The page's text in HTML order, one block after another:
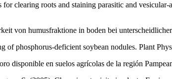
clearing roots and staining parasitic and
von humusfraktione in boden bei
phosphorus-deficient soybean nodules. Plant
disponible en suelos agrícolas de la región